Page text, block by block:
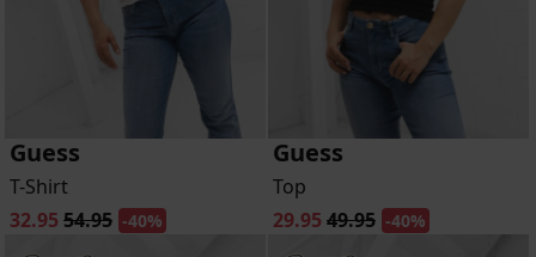
Guess
T-Shirt
32.95 54.95 -40%
Guess
Top
29.95 49.95 -40%